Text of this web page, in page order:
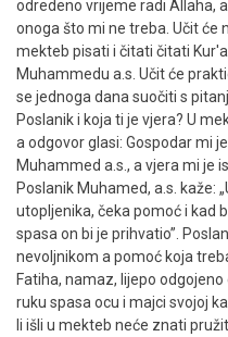
odredeno vrijeme radi Allaha,
onoga što mi ne treba. Učit će
mekteb pisati i čitati čitati
Muhammedu a.s. Učit će
se jednoga dana suočiti s
Poslanik i koja ti je vjera? U
a odgovor glasi: Gospodar mi
Muhammed a.s., a vjera mi je
Poslanik Muhamed, a.s. kaže:
utopljenika, čeka pomoć i kad
spasa on bi je prihvatio”.
nevoljnikom a pomoć koja
Fatiha, namaz, lijepo
ruku spasa ocu i majci svojoj
li išli u mekteb neće znati